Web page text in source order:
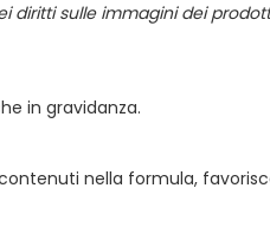
sulle immagini dei
in gravidanza.
nella formula,